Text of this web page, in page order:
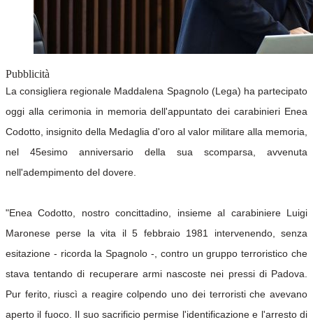
Pubblicità
La consigliera regionale Maddalena Spagnolo (Lega) ha partecipato
oggi alla cerimonia in memoria dell'appuntato dei carabinieri Enea
Codotto, insignito della Medaglia d'oro al valor militare alla memoria,
nel 45esimo anniversario della sua scomparsa, avvenuta
nell'adempimento del dovere.
"Enea Codotto, nostro concittadino, insieme al carabiniere Luigi
Maronese perse la vita il 5 febbraio 1981 intervenendo, senza
esitazione - ricorda la Spagnolo -, contro un gruppo terroristico che
stava tentando di recuperare armi nascoste nei pressi di Padova.
Pur ferito, riuscì a reagire colpendo uno dei terroristi che avevano
aperto il fuoco. Il suo sacrificio permise l'identificazione e l'arresto di